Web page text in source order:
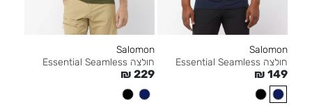
Salomon
חולצה Essential Seamless
₪ 149
Salomon
חולצה Essential Seamless
₪ 229